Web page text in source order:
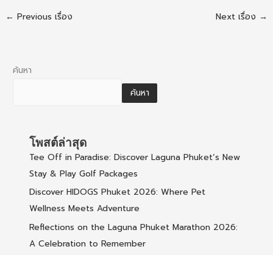
← Previous เรื่อง Next เรื่อง →
ค้นหา
ค้นหา
โพสต์ล่าสุด
Tee Off in Paradise: Discover Laguna Phuket’s New
Stay & Play Golf Packages
Discover HIDOGS Phuket 2026: Where Pet
Wellness Meets Adventure
Reflections on the Laguna Phuket Marathon 2026:
A Celebration to Remember